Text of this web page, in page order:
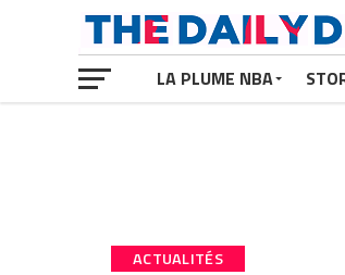
LA PLUME NBA
ACTUALITÉS